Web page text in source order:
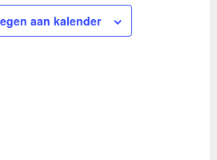
aan kalender